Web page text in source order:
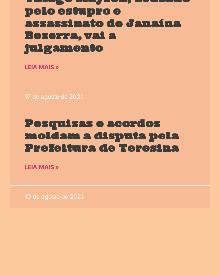
pelo estupro e
assassinato de Janaína
Bezerra, vai a
julgamento
LEIA MAIS »
17 de agosto de 2023
Pesquisas e acordos
moldam a disputa pela
Prefeitura de Teresina
LEIA MAIS »
10 de agosto de 2023